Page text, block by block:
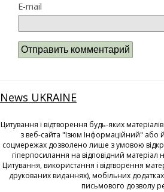
E-mail
News UKRAINE
Цитування і відтворення будь-яких
з веб-сайта "Ізюм Інформаційний" або
соцмережах дозволено лише з умовою
гіперпосилання на відповідний
Цитування, використання і відтворення
друкованих виданнях), мобільних
письмового дозволу